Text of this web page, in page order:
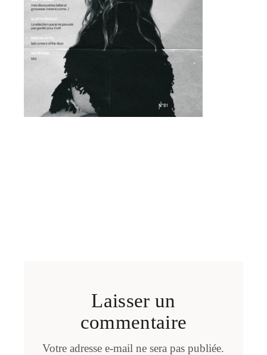
Laisser un
commentaire
Votre adresse e-mail ne sera pas publiée.